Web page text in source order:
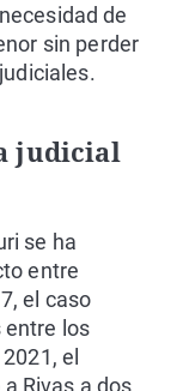
de
sin perder
judicial
se ha
entre
el caso
entre los
el
Rivas a dos